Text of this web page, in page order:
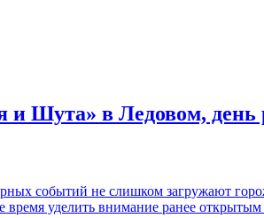
Шута» в Ледовом,
событий не слишком загружают
уделить внимание ранее